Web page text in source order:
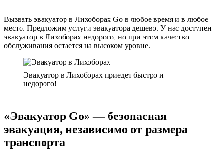
Вызвать эвакуатор в Лихоборах Go в любое время и в любое
место. Предложим услуги эвакуатора дешево. У нас доступен
эвакуатор в Лихоборах недорого, но при этом качество
обслуживания остается на высоком уровне.
Эвакуатор в Лихоборах приедет быстро и
недорого!
«Эвакуатор Go» — безопасная
эвакуация, независимо от размера
транспорта